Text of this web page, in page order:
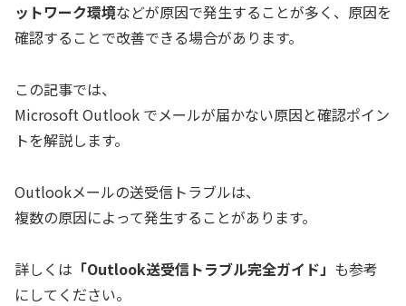
ットワーク環境などが原因で発生することが多く、原因を
確認することで改善できる場合があります。
この記事では、
Microsoft Outlook でメールが届かない原因と確認ポイン
トを解説します。
Outlookメールの送受信トラブルは、
複数の原因によって発生することがあります。
詳しくは 「Outlook送受信トラブル完全ガイド」 も参考
にしてください。